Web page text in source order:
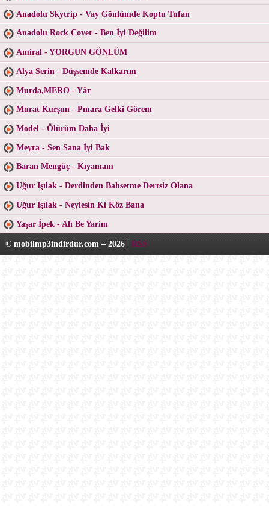
Anadolu Skytrip - Vay Gönlümde Koptu Tufan
Anadolu Rock Cover - Ben İyi Değilim
Amiral - YORGUN GÖNLÜM
Alya Serin - Düşsemde Kalkarım
Murda,MERO - Yâr
Murat Kurşun - Pınara Gelki Görem
Model - Ölürüm Daha İyi
Meyra - Sen Sana İyi Bak
Baran Mengüç - Kıyamam
Uğur Işılak - Derdinden Bahsetme Dertsiz Olana
Uğur Işılak - Neylesin Ki Köz Bana
Yaşar İpek - Ah Be Yarim
© mobilmp3indirdur.com – 2026 | RSS